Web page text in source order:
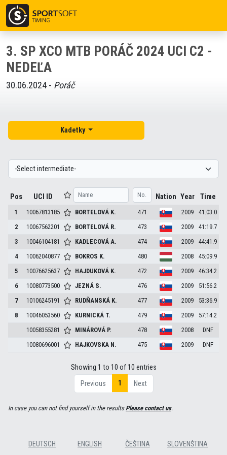
3. SP XCO MTB PORÁČ 2024 UCI C2 -
NEDEĽA
30.06.2024 - Poráč
Kadetky
Pos UCI ID Nation Year Time
1 10067813185 BORTELOVÁ K. 471 2009
41:03.0
2
10067562201 BORTELOVÁ R. 473 2009
41:19.7
3
10046104181 KADLECOVÁA. 474 2009
44:41.9
4
10062040877 BOKROS K. 480 2008
45:09.9
5
10076625637 HAJDUKOVÁ K. 472 2009
46:34.2
6
10080773500 JEZNÁ S. 476 2009
51:56.2
7
10106245191 RUDŇANSKÁ K. 477 2009
53:36.9
8
10046053560 KURNICKÁ T. 479 2009
57:14.2
10058355281
MINÁROVÁ P. 478 2008
DNF
10080696001
HAJKOVSKA N. 475 2009 DNF
Showing 1 to 10 of 10 entries
Previous
1 Next
In case you can not find yourself in the resultsPlease contact us.
DEUTSCH ENGLISH ČEŠTINA SLOVENŠTINA